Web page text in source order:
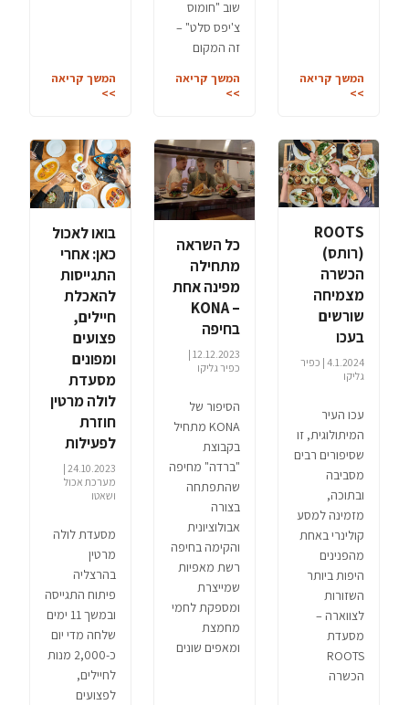
המשך קריאה
>>
שוב "חומוס
צ'יפס סלט" –
זה המקום
המשך קריאה
>>
המשך קריאה
>>
ROOTS
(רותס)
הכשרה
מצמיחה
שורשים
בעכו
4.1.2024 | כפיר
גליקו
עכו העיר
המיתולוגית, זו
שסיפורים רבים
מסביבה
ובתוכה,
מזמינה למסע
קולינרי באחת
מהפנינים
היפות ביותר
השזורות
לצווארה –
מסעדת
ROOTS
הכשרה
כל השראה
מתחילה
מפינה אחת
– KONA
בחיפה
12.12.2023 |
כפיר גליקו
הסיפור של
KONA מתחיל
בקבוצת
"ברדה" מחיפה
שהתפתחה
בצורה
אבולוציונית
והקימה בחיפה
רשת מאפיות
שמייצרת
ומספקת לחמי
מחמצת
ומאפים שונים
בואו לאכול
כאן: אחרי
התגייסות
להאכלת
חיילים,
פצועים
ומפונים
מסעדת
לולה מרטין
חוזרת
לפעילות
24.10.2023 |
מערכת אכול
ושאטו
מסעדת לולה
מרטין
בהרצליה
פיתוח התגייסה
ובמשך 11 ימים
שלחה מדי יום
כ-2,000 מנות
לחיילים,
לפצועים